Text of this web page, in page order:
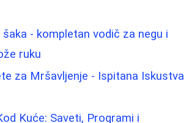
- kompletan vodič za negu i
ruku
za Mršavljenje - Ispitana Iskustva
Kuće: Saveti, Programi i